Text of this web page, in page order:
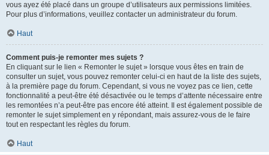
vous ayez été placé dans un groupe d’utilisateurs aux permissions limitées.
Pour plus d’informations, veuillez contacter un administrateur du forum.
Haut
Comment puis-je remonter mes sujets ?
En cliquant sur le lien « Remonter le sujet » lorsque vous êtes en train de
consulter un sujet, vous pouvez remonter celui-ci en haut de la liste des sujets,
à la première page du forum. Cependant, si vous ne voyez pas ce lien, cette
fonctionnalité a peut-être été désactivée ou le temps d’attente nécessaire entre
les remontées n’a peut-être pas encore été atteint. Il est également possible de
remonter le sujet simplement en y répondant, mais assurez-vous de le faire
tout en respectant les règles du forum.
Haut